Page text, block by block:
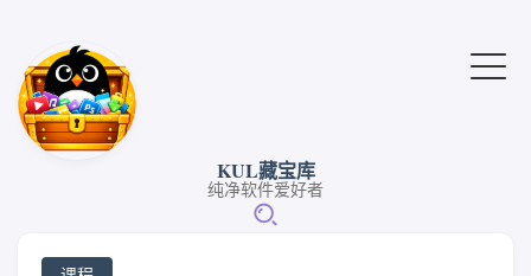
KUL藏宝库
纯净软件爱好者